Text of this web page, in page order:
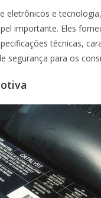
eletrônicos e
importante. Eles
técnicas,
segurança para os